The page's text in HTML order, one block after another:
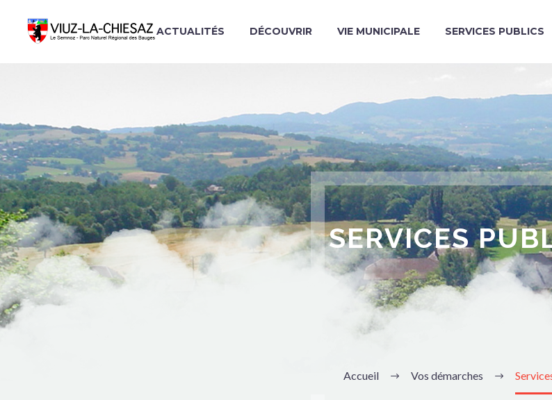
ACTUALITÉS DÉCOUVRIR VIE MUNICIPALE SERVICES PUBLICS
SERVICES
Accueil Vos démarches